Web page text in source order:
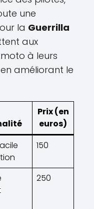
une
la Guerrilla
aux
à leurs
améliorant le
Prix (en
euros)
150
250